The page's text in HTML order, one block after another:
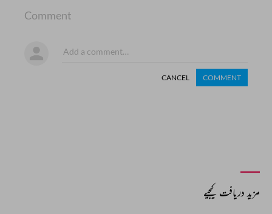
Comment
CANCEL COMMENT
مزید دریافت کیجیے